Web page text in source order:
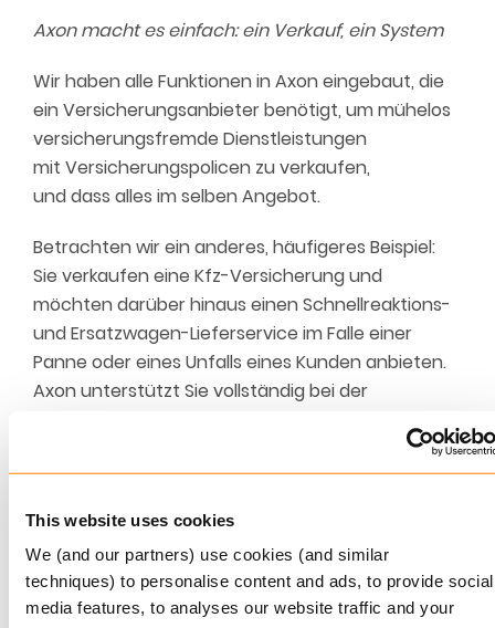
This website uses cookies
We (and our partners) use cookies (and similar
techniques) to personalise content and ads, to provide social
media features, to analyses our website traffic and your
Axon macht es einfach: ein Verkauf, ein System
Wir haben alle Funktionen in Axon eingebaut, die
ein Versicherungsanbieter benötigt, um mühelos
versicherungsfremde Dienstleistungen
mit Versicherungspolicen zu verkaufen,
unddass alles im selbenAngebot.
Betrachten wir ein anderes, häufigeres Beispiel:
Sie verkaufen eine Kfz-Versicherung und
möchten darüber hinaus einen Schnellreaktions-
und Ersatzwagen-Lieferservice im Falle einer
Panne oder eines Unfalls eines Kunden anbieten.
Axon unterstützt Sie vollständig bei der
einem einzigen Mausklick dafür, dass Sie sowohl
für Versicherungsleistungen als auch für
Steuerbehörden berichten. Mit dieser
Funktionalität sind Ihnen keine Grenzen gesetzt,
wenn es darum geht, welche neuen
Dienstleistungen verkaufen können. So können Sie